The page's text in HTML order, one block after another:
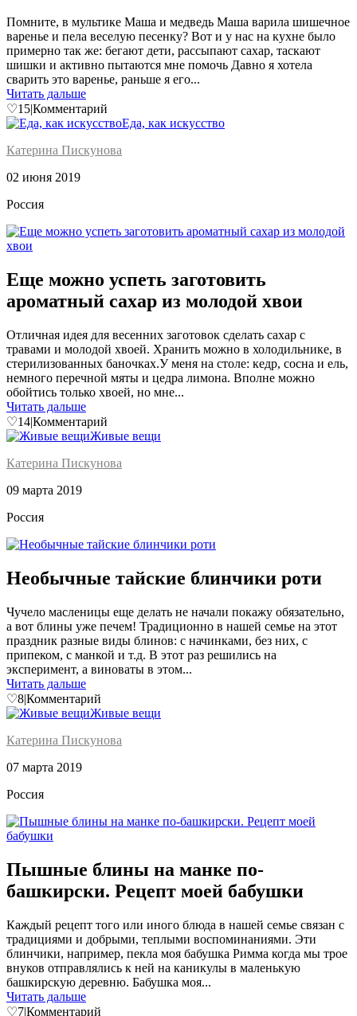
Помните, в мультике Маша и медведь Маша варила шишечное
варенье и пела веселую песенку? Вот и у нас на кухне было
примерно так же: бегают дети, рассыпают сахар, таскают
шишки и активно пытаются мне помочь Давно я хотела
сварить это варенье, раньше я его...
Читать дальше
♡15|Комментарий
Еда, как искусство
Катерина Пискунова
02 июня 2019
Россия
Еще можно успеть заготовить
ароматный сахар из молодой хвои
Отличная идея для весенних заготовок сделать сахар с
травами и молодой хвоей. Хранить можно в холодильнике, в
стерилизованных баночках.У меня на столе: кедр, сосна и ель,
немного перечной мяты и цедра лимона. Вполне можно
обойтись только хвоей, но мне...
Читать дальше
♡14|Комментарий
Живые вещи
Катерина Пискунова
09 марта 2019
Россия
Необычные тайские блинчики роти
Чучело масленицы еще делать не начали покажу обязательно,
а вот блины уже печем! Традиционно в нашей семье на этот
праздник разные виды блинов: с начинками, без них, с
припеком, с манкой и т.д. В этот раз решились на
эксперимент, а виноваты в этом...
Читать дальше
♡8|Комментарий
Живые вещи
Катерина Пискунова
07 марта 2019
Россия
Пышные блины на манке по-
башкирски. Рецепт моей бабушки
Каждый рецепт того или иного блюда в нашей семье связан с
традициями и добрыми, теплыми воспоминаниями. Эти
блинчики, например, пекла моя бабушка Римма когда мы трое
внуков отправлялись к ней на каникулы в маленькую
башкирскую деревню. Бабушка моя...
Читать дальше
♡7|Комментарий